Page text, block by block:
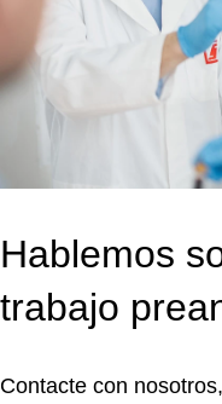
Hablemos
trabajo
Contacte con